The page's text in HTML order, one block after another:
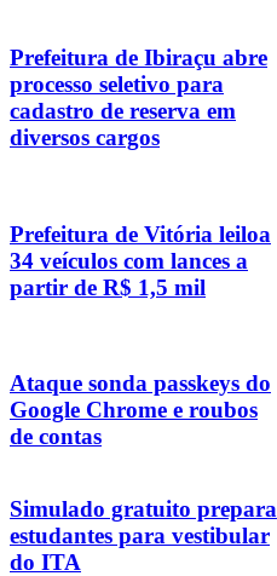
Prefeitura de Ibiraçu abre
processo seletivo para
cadastro de reserva em
diversos cargos
Prefeitura de Vitória leiloa
34 veículos com lances a
partir de R$ 1,5 mil
Ataque sonda passkeys do
Google Chrome e roubos
de contas
Simulado gratuito prepara
estudantes para vestibular
do ITA